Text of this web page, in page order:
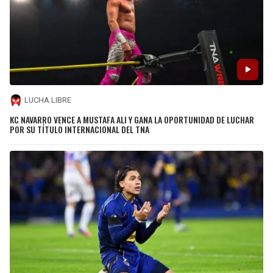
LUCHA LIBRE
KC NAVARRO VENCE A MUSTAFA ALI Y GANA LA OPORTUNIDAD DE LUCHAR
POR SU TÍTULO INTERNACIONAL DEL TNA